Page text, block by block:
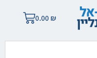
0.00 ₪